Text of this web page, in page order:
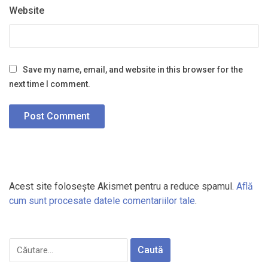
Website
Save my name, email, and website in this browser for the
next time I comment.
Acest site folosește Akismet pentru a reduce spamul. Află
cum sunt procesate datele comentariilor tale.
Caută
după: